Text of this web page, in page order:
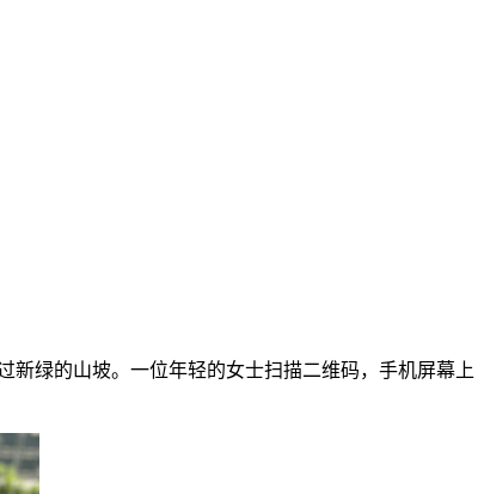
新绿的山坡。一位年轻的女士扫描二维码，手机屏幕上